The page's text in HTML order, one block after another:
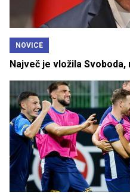
NOVICE
Največ je vložila Svoboda,